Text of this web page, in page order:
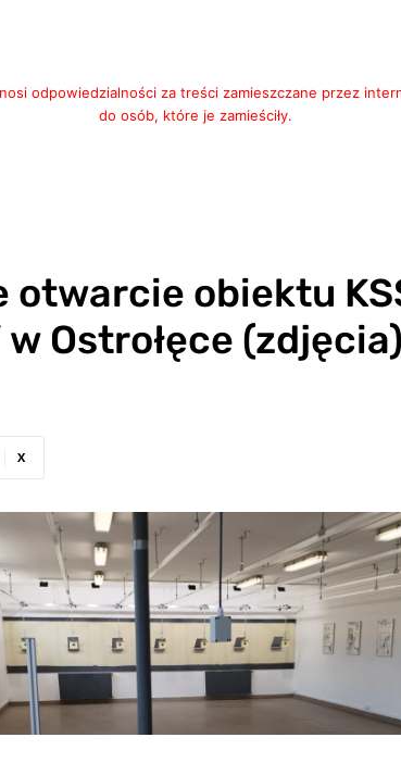
odpowiedzialności za treści zamieszczane przez
do osób, które je zamieściły.